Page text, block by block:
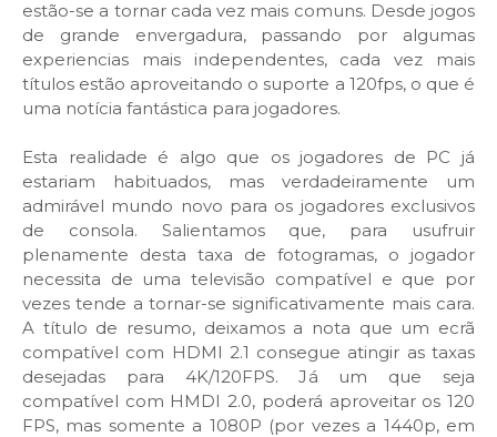
estão-se a tornar cada vez mais comuns. Desde jogos
de grande envergadura, passando por algumas
experiencias mais independentes, cada vez mais
títulos estão aproveitando o suporte a 120fps, o que é
uma notícia fantástica para jogadores.
Esta realidade é algo que os jogadores de PC já
estariam habituados, mas verdadeiramente um
admirável mundo novo para os jogadores exclusivos
de consola. Salientamos que, para usufruir
plenamente desta taxa de fotogramas, o jogador
necessita de uma televisão compatível e que por
vezes tende a tornar-se significativamente mais cara.
A título de resumo, deixamos a nota que um ecrã
compatível com HDMI 2.1 consegue atingir as taxas
desejadas para 4K/120FPS. Já um que seja
compatível com HMDI 2.0, poderá aproveitar os 120
FPS, mas somente a 1080P (por vezes a 1440p, em